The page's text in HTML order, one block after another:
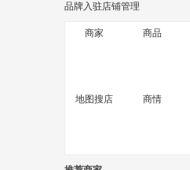
品牌入驻店铺管理
商家 商品
地图搜店 商情